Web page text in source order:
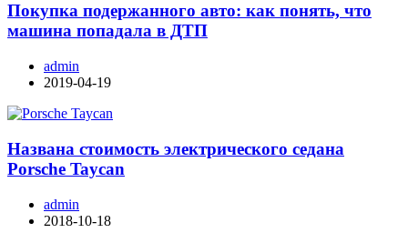
Покупка подержанного авто: как понять, что
машина попадала в ДТП
admin
2019-04-19
Названа стоимость электрического седана
Porsche Taycan
admin
2018-10-18